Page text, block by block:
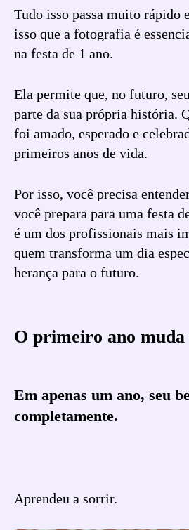
Tudo isso passa muito rápido
isso que a fotografia é
na festa de 1 ano.
Ela permite que, no futuro,
parte da sua própria história.
foi amado, esperado e
primeiros anos de vida.
Por isso, você precisa
você prepara para uma festa
é um dos profissionais mais
quem transforma um dia
herança para o futuro.
O primeiro ano muda
Em apenas um ano, seu
completamente.
Aprendeu a sorrir.